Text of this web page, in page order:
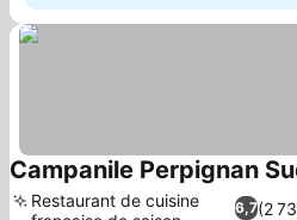
Campanile Perpignan
6,7(2
Restaurant de cuisine